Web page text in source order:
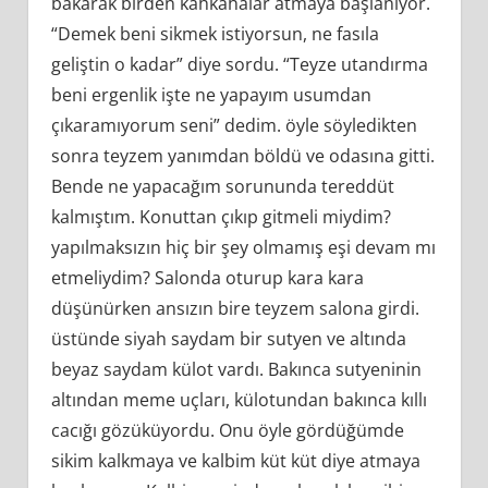
“Demek beni sikmek istiyorsun, ne fasıla
geliştin o kadar” diye sordu. “Teyze utandırma
beni ergenlik işte ne yapayım usumdan
çıkaramıyorum seni” dedim. öyle söyledikten
sonra teyzem yanımdan böldü ve odasına gitti.
Bende ne yapacağım sorununda tereddüt
kalmıştım. Konuttan çıkıp gitmeli miydim?
yapılmaksızın hiç bir şey olmamış eşi devam mı
etmeliydim? Salonda oturup kara kara
düşünürken ansızın bire teyzem salona girdi.
üstünde siyah saydam bir sutyen ve altında
beyaz saydam külot vardı. Bakınca sutyeninin
altından meme uçları, külotundan bakınca kıllı
cacığı gözüküyordu. Onu öyle gördüğümde
sikim kalkmaya ve kalbim küt küt diye atmaya